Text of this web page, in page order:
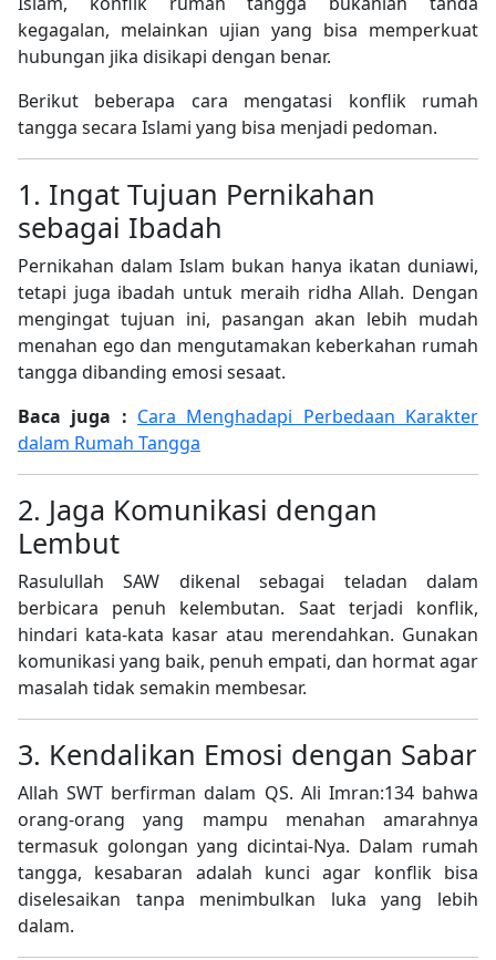
kegagalan, melainkan ujian yang bisa memperkuat
hubungan jika disikapi dengan benar.
Berikut beberapa cara mengatasi konflik rumah
tangga secara Islami yang bisa menjadi pedoman.
1. Ingat Tujuan Pernikahan
sebagai Ibadah
Pernikahan dalam Islam bukan hanya ikatan duniawi,
tetapi juga ibadah untuk meraih ridha Allah. Dengan
mengingat tujuan ini, pasangan akan lebih mudah
menahan ego dan mengutamakan keberkahan rumah
tangga dibanding emosi sesaat.
Baca juga : Cara Menghadapi Perbedaan Karakter
dalam Rumah Tangga
2. Jaga Komunikasi dengan
Lembut
Rasulullah SAW dikenal sebagai teladan dalam
berbicara penuh kelembutan. Saat terjadi konflik,
hindari kata-kata kasar atau merendahkan. Gunakan
komunikasi yang baik, penuh empati, dan hormat agar
masalah tidak semakin membesar.
3. Kendalikan Emosi dengan Sabar
Allah SWT berfirman dalam QS. Ali Imran:134 bahwa
orang-orang yang mampu menahan amarahnya
termasuk golongan yang dicintai-Nya. Dalam rumah
tangga, kesabaran adalah kunci agar konflik bisa
diselesaikan tanpa menimbulkan luka yang lebih
dalam.